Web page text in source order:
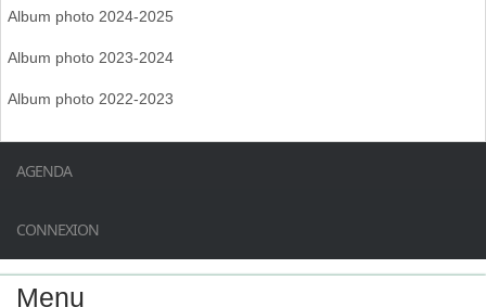
Album photo 2024-2025
Album photo 2023-2024
Album photo 2022-2023
AGENDA
CONNEXION
Menu